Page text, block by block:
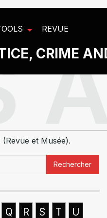
REVUE
CRIME
et Musée).
Rechercher
Q R S T U